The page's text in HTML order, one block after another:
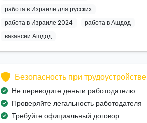
работа в Израиле для русских
работа в Израиле 2024
работа в Ашдод
вакансии Ашдод
Безопасность при трудоустройстве
Не переводите деньги работодателю
Проверяйте легальность работодателя
Требуйте официальный договор